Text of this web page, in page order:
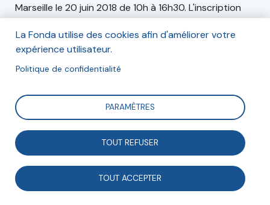
Marseille le 20 juin 2018 de 10h à 16h30. L'inscription
s'effectue via le site de RéZolutions Numériques.
Réseau Canopé - Atelier des Bouches-du-Rhône, 31
Boulevard d'Athènes, Marseille, France
31 Boulevard d'Athènes
13001, Marseille
La Fonda utilise des cookies afin d'améliorer votre
expérience utilisateur.
Politique de confidentialité
PARAMÈTRES
TOUT REFUSER
TOUT ACCEPTER